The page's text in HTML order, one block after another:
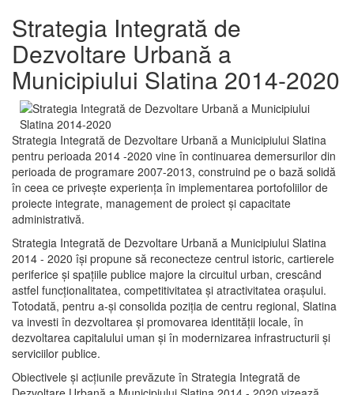
Strategia Integrată de
Dezvoltare Urbană a
Municipiului Slatina 2014-2020
Strategia Integrată de Dezvoltare Urbană a Municipiului Slatina
pentru perioada 2014 -2020 vine în continuarea demersurilor din
perioada de programare 2007-2013, construind pe o bază solidă
în ceea ce priveşte experienţa în implementarea portofoliilor de
proiecte integrate, management de proiect și capacitate
administrativă.
Strategia Integrată de Dezvoltare Urbană a Municipiului Slatina
2014 - 2020 își propune să reconecteze centrul istoric, cartierele
periferice şi spaţiile publice majore la circuitul urban, crescând
astfel funcţionalitatea, competitivitatea şi atractivitatea oraşului.
Totodată, pentru a-şi consolida poziţia de centru regional, Slatina
va investi în dezvoltarea şi promovarea identităţii locale, în
dezvoltarea capitalului uman şi în modernizarea infrastructurii şi
serviciilor publice.
Obiectivele şi acţiunile prevăzute în Strategia Integrată de